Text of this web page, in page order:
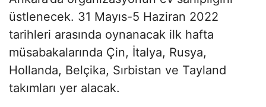
üstlenecek. 31 Mayıs-5 Haziran 2022
tarihleri arasında oynanacak ilk hafta
müsabakalarında Çin, İtalya, Rusya,
Hollanda, Belçika, Sırbistan ve Tayland
takımları yer alacak.